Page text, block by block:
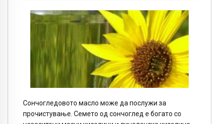
Сончогледовото масло може да послужи за
прочистување. Семето од сончоглед е богато со